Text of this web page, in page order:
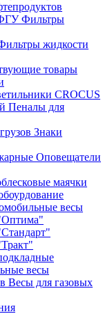
Фильтры
жидкости
товары
CROCUS
Пеналы для
Знаки
Оповещатели
маячки
весы
весы
Весы для газовых